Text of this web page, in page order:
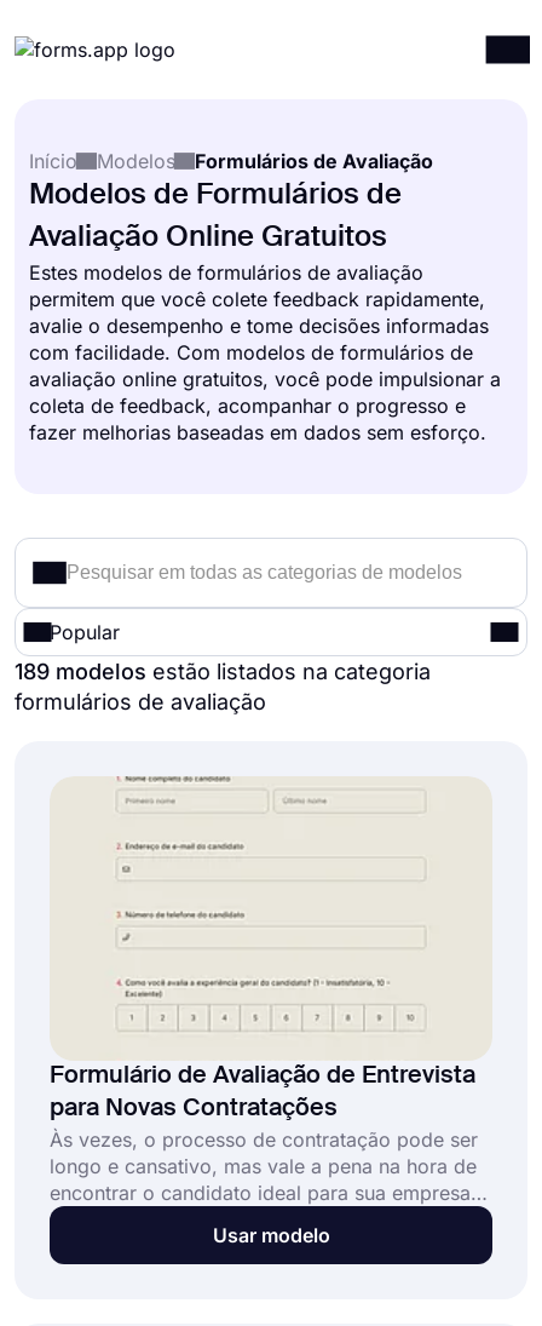
Integrações
Recursos
Preços
Início
Modelos Formulários de Avaliação
Modelos de Formulários de
Avaliação Online Gratuitos
Estes modelos de formulários de avaliação
permitem que você colete feedback rapidamente,
avalie o desempenho e tome decisões informadas
com facilidade. Com modelos de formulários de
avaliação online gratuitos, você pode impulsionar a
coleta de feedback, acompanhar o progresso e
fazer melhorias baseadas em dados sem esforço.
Popular
189 modelos estão listados na categoria
formulários de avaliação
Formulário de Avaliação de Entrevista
para Novas Contratações
Às vezes, o processo de contratação pode ser
longo e cansativo, mas vale a pena na hora de
encontrar o candidato ideal para sua empresa.
Use este modelo de formulário de avaliação de
entrevista de contratação on-line para criar seu
Usar modelo